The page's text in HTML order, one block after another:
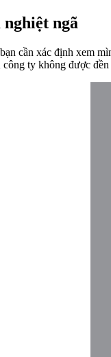
ngã
cần xác định xem
ty không được